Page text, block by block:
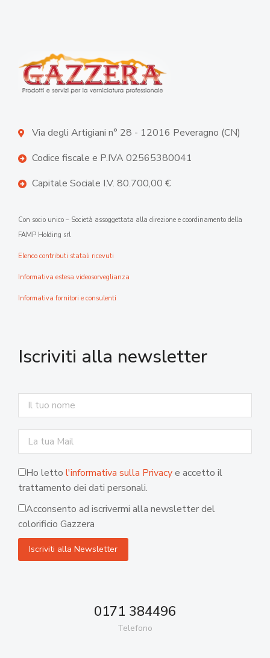
Via degli Artigiani n° 28 - 12016 Peveragno (CN)
Codice fiscale e P.IVA 02565380041
Capitale Sociale I.V. 80.700,00 €
Con socio unico – Società assoggettata alla direzione e coordinamento della
FAMP Holding srl
Elenco contributi statali ricevuti
Informativa estesa videosorveglianza
Informativa fornitori e consulenti
Iscriviti alla newsletter
Ho letto l'informativa sulla Privacye accetto il
trattamento dei dati personali.
Acconsento ad iscrivermi alla newsletter del
colorificio Gazzera
0171 384496
Telefono